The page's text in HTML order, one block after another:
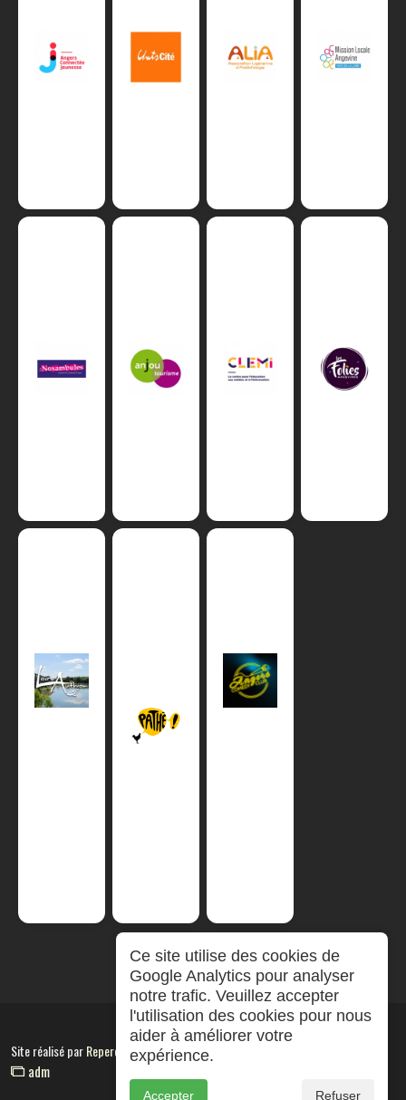
Site réalisé parRepereCom
adm
Ce site utilise des cookies de
Google Analytics pour analyser
notre trafic. Veuillez accepter
l'utilisation des cookies pour nous
aider à améliorer votre
expérience.
Accepter Refuser